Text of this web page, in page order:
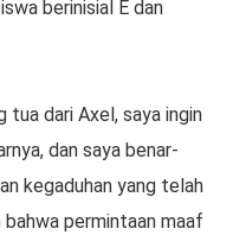
berinisial E dan
tua dari Axel, saya ingin
dan saya benar-
kegaduhan yang telah
bahwa permintaan maaf